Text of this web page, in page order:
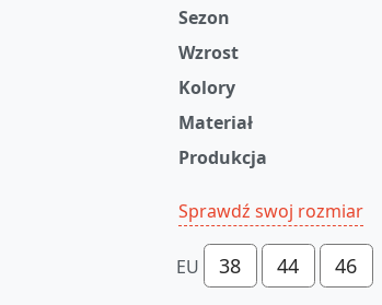
Sezon
Wzrost
Kolory
Materiał
Produkcja
Sprawdź swoj rozmiar
EU 38 44 46